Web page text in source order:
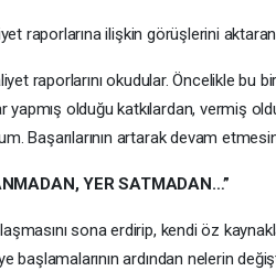
raporlarına ilişkin görüşlerini
raporlarını okudular. Öncelikle bu
olduğu katkılardan, vermiş
Başarılarının artarak devam
YER SATMADAN…”
sona erdirip, kendi öz
ardından nelerin